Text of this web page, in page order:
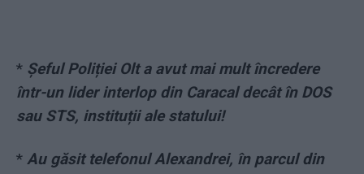
* Șeful Poliției Olt a avut mai mult încredere
într-un lider interlop din Caracal decât în DOS
sau STS, instituții ale statului!
* Au găsit telefonul Alexandrei, în parcul din